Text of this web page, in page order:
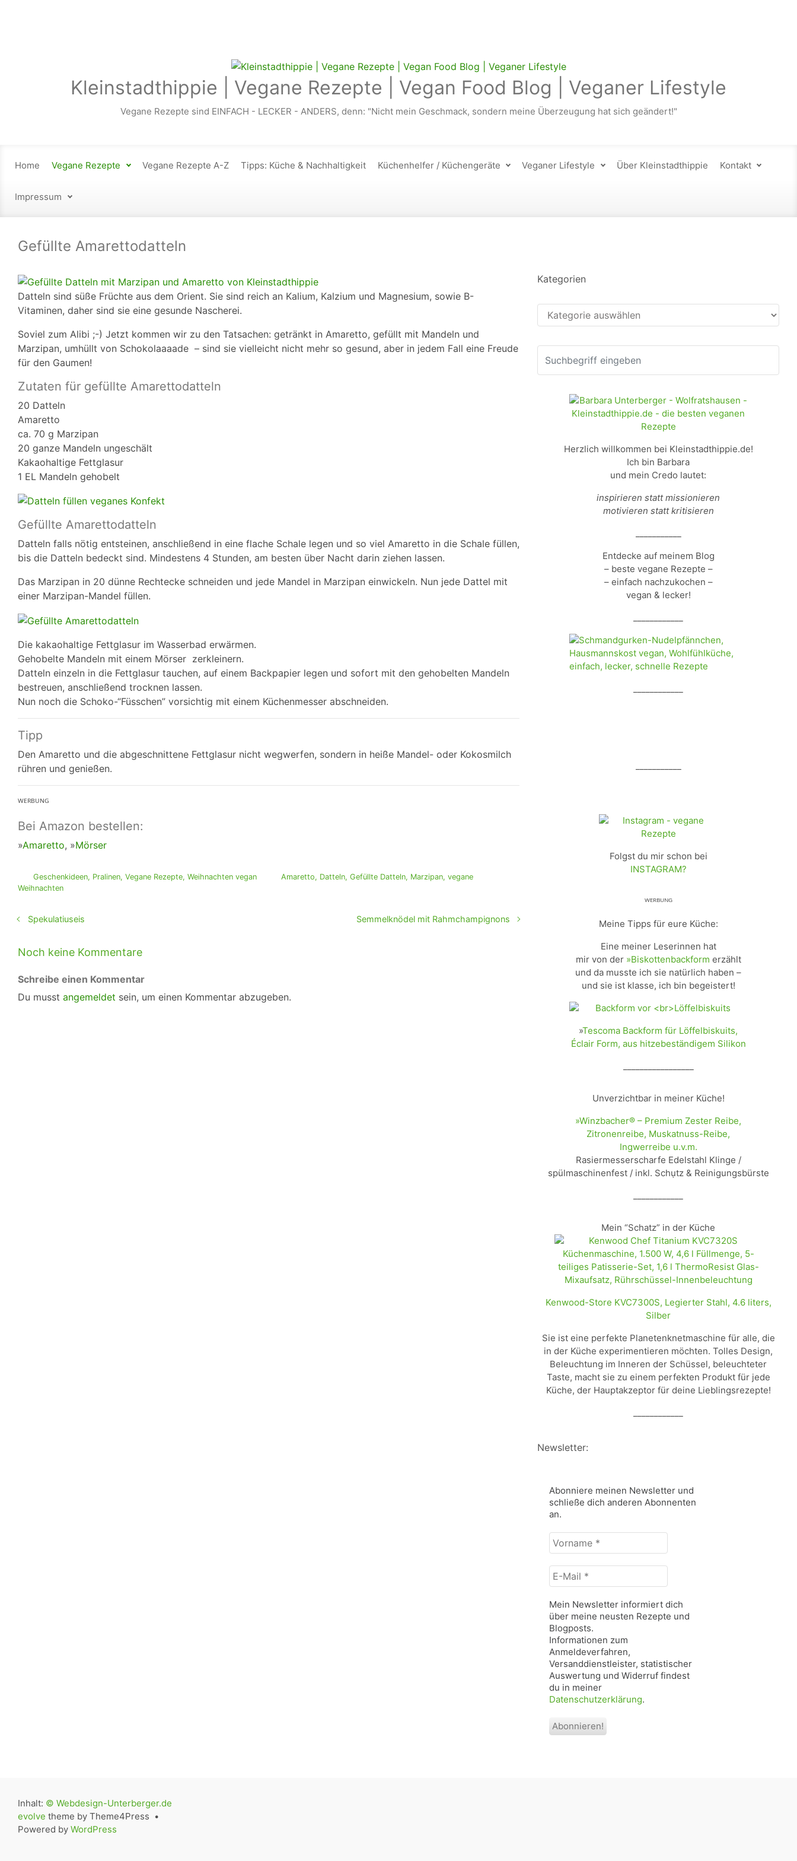
Kleinstadthippie | Vegane Rezepte | Vegan Food Blog | Veganer Lifestyle
Vegane Rezepte sind EINFACH - LECKER - ANDERS, denn: "Nicht mein Geschmack, sondern meine Überzeugung hat sich geändert!"
Home Vegane Rezepte Vegane Rezepte A-Z Tipps: Küche & Nachhaltigkeit Küchenhelfer / Küchengeräte Veganer Lifestyle Über Kleinstadthippie Kontakt
Impressum
Gefüllte Amarettodatteln
Datteln sind süße Früchte aus dem Orient. Sie sind reich an Kalium, Kalzium und Magnesium, sowie B-
Vitaminen, daher sind sie eine gesunde Nascherei.
Soviel zum Alibi ;-) Jetzt kommen wir zu den Tatsachen: getränkt in Amaretto, gefüllt mit Mandeln und
Marzipan, umhüllt von Schokolaaaade – sind sie vielleicht nicht mehr so gesund, aber in jedem Fall eine Freude
für den Gaumen!
Zutaten für gefüllte Amarettodatteln
20 Datteln
Amaretto
ca. 70 g Marzipan
20 ganze Mandeln ungeschält
Kakaohaltige Fettglasur
1 EL Mandeln gehobelt
Gefüllte Amarettodatteln
Datteln falls nötig entsteinen, anschließend in eine flache Schale legen und so viel Amaretto in die Schale füllen,
bis die Datteln bedeckt sind. Mindestens 4 Stunden, am besten über Nacht darin ziehen lassen.
Das Marzipan in 20 dünne Rechtecke schneiden und jede Mandel in Marzipan einwickeln. Nun jede Dattel mit
einer Marzipan-Mandel füllen.
Die kakaohaltige Fettglasur im Wasserbad erwärmen.
Gehobelte Mandeln mit einem Mörser zerkleinern.
Datteln einzeln in die Fettglasur tauchen, auf einem Backpapier legen und sofort mit den gehobelten Mandeln
bestreuen, anschließend trocknen lassen.
Nun noch die Schoko-“Füsschen” vorsichtig mit einem Küchenmesser abschneiden.
Tipp
Den Amaretto und die abgeschnittene Fettglasur nicht wegwerfen, sondern in heiße Mandel- oder Kokosmilch
rühren und genießen.
ᵂᴱᴿᴮᵁᴺᴳ
Bei Amazon bestellen:
»Amaretto, »Mörser
Geschenkideen, Pralinen, Vegane Rezepte, Weihnachten vegan Amaretto, Datteln,Gefüllte Datteln, Marzipan,vegane
Weihnachten
Spekulatiuseis Semmelknödel mit Rahmchampignons
Noch keine Kommentare
Schreibe einen Kommentar
Du musst angemeldet sein, um einen Kommentar abzugeben.
Kategorien
Kategorien
Herzlich willkommen bei Kleinstadthippie.de!
Ich bin Barbara
und mein Credo lautet:
inspirieren statt missionieren
motivieren statt kritisieren
Entdecke auf meinem Blog
– beste vegane Rezepte –
– einfach nachzukochen –
vegan & lecker!
Folgst du mir schon bei
INSTAGRAM?
ᵂᴱᴿᴮᵁᴺᴳ
Meine Tipps für eure Küche:
Eine meiner Leserinnen hat
mir von der »Biskottenbackform erzählt
und da musste ich sie natürlich haben –
und sie ist klasse, ich bin begeistert!
»Tescoma Backform für Löffelbiskuits,
Éclair Form, aus hitzebeständigem Silikon
Unverzichtbar in meiner Küche!
»Winzbacher® – Premium Zester Reibe,
Zitronenreibe, Muskatnuss-Reibe,
Ingwerreibe u.v.m.
Rasiermesserscharfe Edelstahl Klinge /
spülmaschinenfest / inkl. Schụtz & Reinigungsbürste
Mein “Schatz” in der Küche
Kenwood-Store KVC7300S, Legierter Stahl, 4.6 liters,
Silber
Sie ist eine perfekte Planetenknetmaschine für alle, die
in der Küche experimentieren möchten. Tolles Design,
Beleuchtung im Inneren der Schüssel, beleuchteter
Taste, macht sie zu einem perfekten Produkt für jede
Küche, der Hauptakzeptor für deine Lieblingsrezepte!
Newsletter:
Abonniere meinen Newsletter und
schließe dich anderen Abonnenten
an.
Vorname
E-
Mail
Mein Newsletter informiert dich
über meine neusten Rezepte und
Blogposts.
Informationen zum
Anmeldeverfahren,
Versanddienstleister, statistischer
Auswertung und Widerruf findest
du in meiner
Datenschutzerklärung.
Inhalt: © Webdesign-Unterberger.de
evolve theme by Theme4Press •
Powered by WordPress